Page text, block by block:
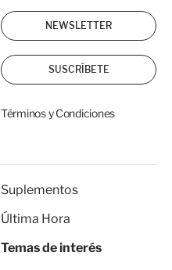
NEWSLETTER
SUSCRÍBETE
Términos y Condiciones
Suplementos
Última Hora
Temas de interés